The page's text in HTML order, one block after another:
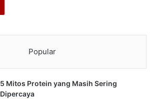
Popular
5 Mitos Protein yang Masih Sering
Dipercaya